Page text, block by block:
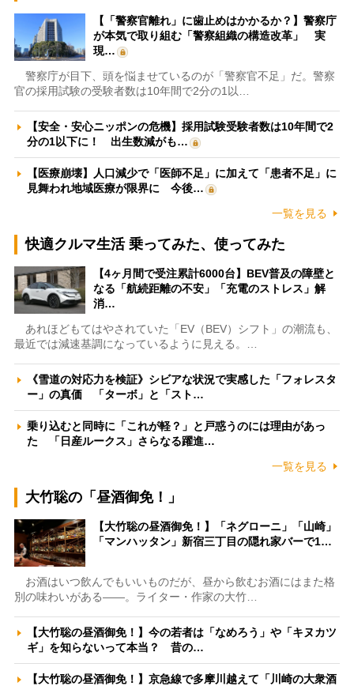
【「警察官離れ」に歯止めはかかるか？】警察庁
が本気で取り組む「警察組織の構造改革」 実
現…
警察庁が目下、頭を悩ませているのが「警察官不足」だ。警察
官の採用試験の受験者数は10年間で2分の1以…
【安全・安心ニッポンの危機】採用試験受験者数は10年間で2
分の1以下に！ 出生数減がも…
【医療崩壊】人口減少で「医師不足」に加えて「患者不足」に
見舞われ地域医療が限界に 今後…
一覧を見る
快適クルマ生活 乗ってみた、使ってみた
【4ヶ月間で受注累計6000台】BEV普及の障壁と
なる「航続距離の不安」「充電のストレス」解
消…
あれほどもてはやされていた「EV（BEV）シフト」の潮流も、
最近では減速基調になっているように見える。…
《雪道の対応力を検証》シビアな状況で実感した「フォレスタ
ー」の真価 「ターボ」と「スト…
乗り込むと同時に「これが軽？」と戸惑うのには理由があっ
た 「日産ルークス」さらなる躍進…
一覧を見る
大竹聡の「昼酒御免！」
【大竹聡の昼酒御免！】「ネグローニ」「山崎」
「マンハッタン」新宿三丁目の隠れ家バーで1…
お酒はいつ飲んでもいいものだが、昼から飲むお酒にはまた格
別の味わいがある――。ライター・作家の大竹…
【大竹聡の昼酒御免！】今の若者は「なめろう」や「キヌカツ
ギ」を知らないって本当？ 昔の…
【大竹聡の昼酒御免！】京急線で多摩川越えて「川崎の大衆酒